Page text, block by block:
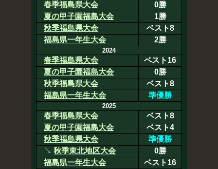
春季福島県大会
0勝
夏の甲子園福島大会
1勝
秋季福島県大会
ベスト8
福島県一年生大会
2勝
2024
春季福島県大会
ベスト16
夏の甲子園福島大会
0勝
秋季福島県大会
ベスト8
福島県一年生大会
準優勝
2025
春季福島県大会
ベスト8
夏の甲子園福島大会
ベスト4
秋季福島県大会
準優勝
↘ 秋季東北地区大会
0勝
福島県一年生大会
ベスト16